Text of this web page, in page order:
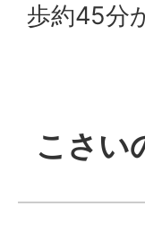
歩約45分
こさい